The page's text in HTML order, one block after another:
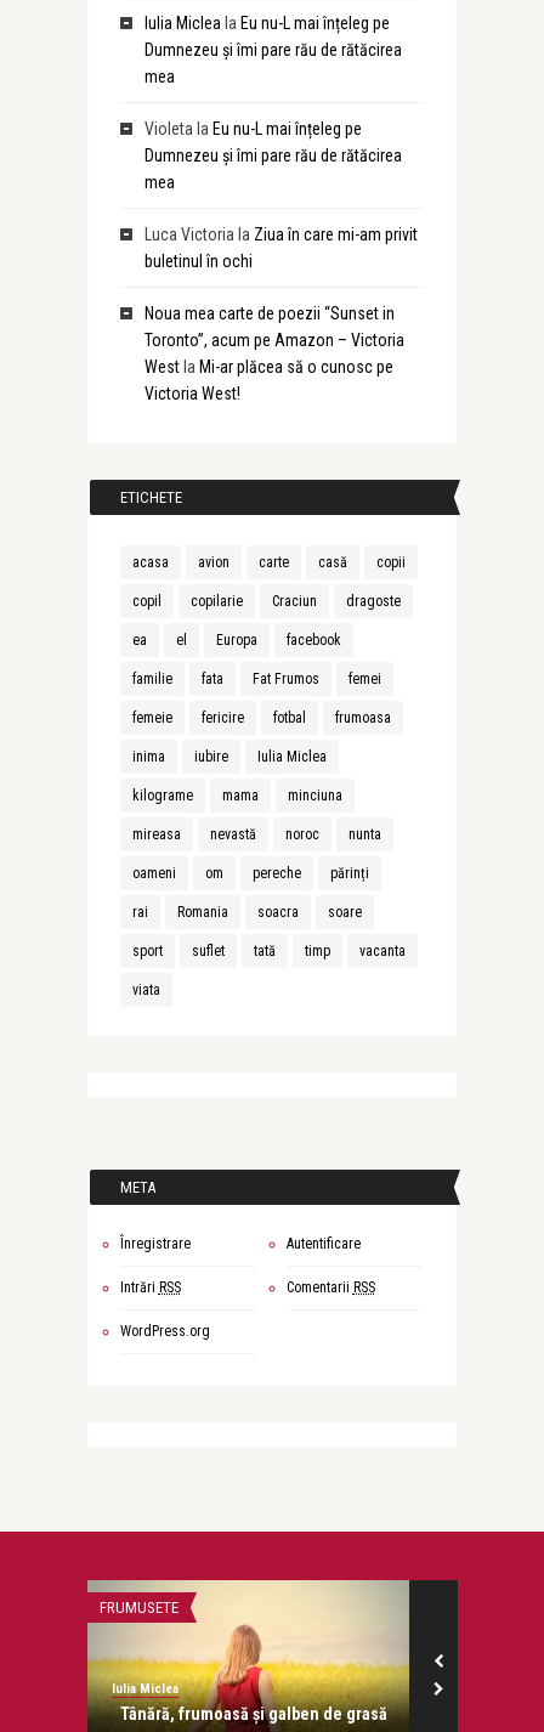
Iulia Miclea la Eu nu-L mai înțeleg pe
Dumnezeu și îmi pare rău de rătăcirea
mea
Violeta la Eu nu-L mai înțeleg pe
Dumnezeu și îmi pare rău de rătăcirea
mea
Luca Victoria la Ziua în care mi-am privit
buletinul în ochi
Noua mea carte de poezii “Sunset in
Toronto”, acum pe Amazon – Victoria
Westla Mi-ar plăcea să o cunosc pe
Victoria West!
ETICHETE
acasa avion carte casă copii
copil copilarie Craciun dragoste
ea el Europa facebook
familie fata Fat Frumos femei
femeie fericire fotbal frumoasa
inima iubire Iulia Miclea
kilograme mama minciuna
mireasa nevastă noroc nunta
oameni om pereche părinți
rai Romania soacra soare
sport suflet tată timp vacanta
viata
META
Înregistrare Autentificare
Intrări RSS Comentarii RSS
WordPress.org
FRUMUSETE
Iulia Miclea
Tânără, frumoasă și galben de grasă